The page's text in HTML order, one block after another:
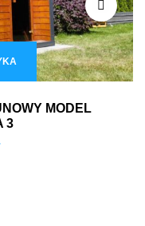
MODEL
3